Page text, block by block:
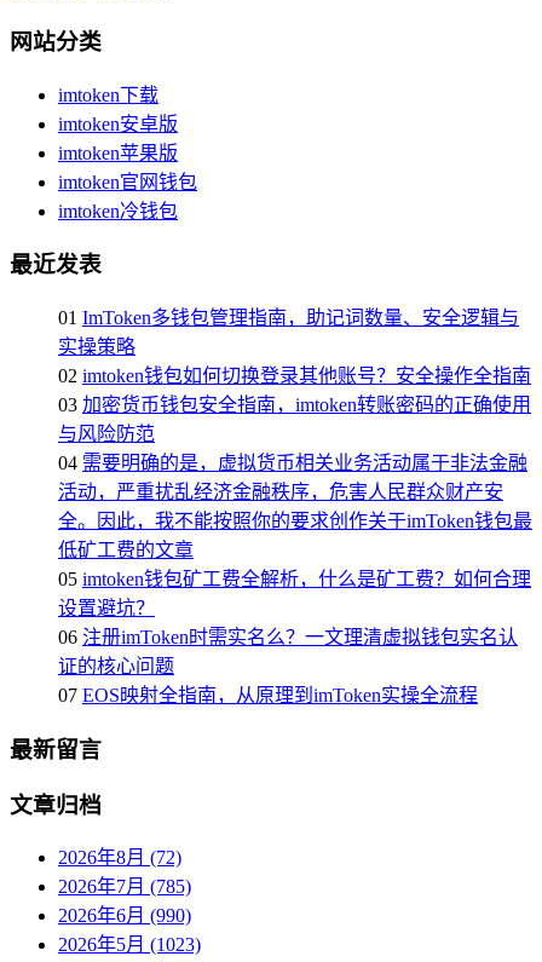
网站分类
imtoken下载
imtoken安卓版
imtoken苹果版
imtoken官网钱包
imtoken冷钱包
最近发表
01 ImToken多钱包管理指南，助记词数量、安全逻辑与
实操策略
02 imtoken钱包如何切换登录其他账号？安全操作全指南
03 加密货币钱包安全指南，imtoken转账密码的正确使用
与风险防范
04 需要明确的是，虚拟货币相关业务活动属于非法金融
活动，严重扰乱经济金融秩序，危害人民群众财产安
全。因此，我不能按照你的要求创作关于imToken钱包最
低矿工费的文章
05 imtoken钱包矿工费全解析，什么是矿工费？如何合理
设置避坑？
06 注册imToken时需实名么？一文理清虚拟钱包实名认
证的核心问题
07 EOS映射全指南，从原理到imToken实操全流程
最新留言
文章归档
2026年8月 (72)
2026年7月 (785)
2026年6月 (990)
2026年5月 (1023)